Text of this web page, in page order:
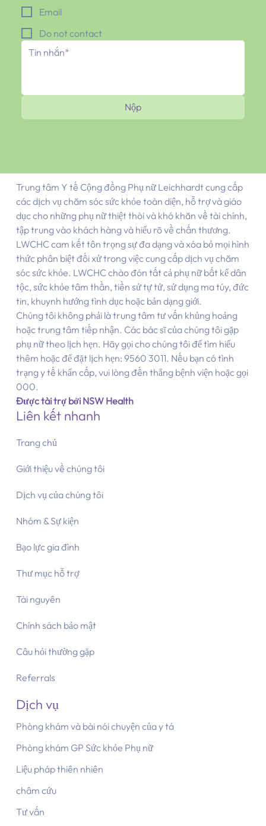
Email
Do not contact
Nộp
Trung tâm Y tế Cộng đồng Phụ nữ Leichhardt cung cấp
các dịch vụ chăm sóc sức khỏe toàn diện, hỗ trợ và giáo
dục cho những phụ nữ thiệt thòi và khó khăn về tài chính,
tập trung vào khách hàng và hiểu rõ về chấn thương.
LWCHC cam kết tôn trọng sự đa dạng và xóa bỏ mọi hình
thức phân biệt đối xử trong việc cung cấp dịch vụ chăm
sóc sức khỏe. LWCHC chào đón tất cả phụ nữ bất kể dân
tộc, sức khỏe tâm thần, tiền sử tự tử, sử dụng ma túy, đức
tin, khuynh hướng tình dục hoặc bản dạng giới.
Chúng tôi không phải là trung tâm tư vấn khủng hoảng
hoặc trung tâm tiếp nhận. Các bác sĩ của chúng tôi gặp
phụ nữ theo lịch hẹn. Hãy gọi cho chúng tôi để tìm hiểu
thêm hoặc để đặt lịch hẹn: 9560 3011. Nếu bạn có tình
trạng y tế khẩn cấp, vui lòng đến thẳng bệnh viện hoặc gọi
000.
Được tài trợ bởi NSW Health
Liên kết nhanh
Trang chủ
Giới thiệu về chúng tôi
Dịch vụ của chúng tôi
Nhóm & Sự kiện
Bạo lực gia đình
Thư mục hỗ trợ
Tài nguyên
Chính sách bảo mật
Câu hỏi thường gặp
Referrals
Dịch vụ
Phòng khám GP Sức khỏe Phụ nữ
Phòng khám và bài nói chuyện của y tá
Liệu pháp thiên nhiên
châm cứu
Tư vấn